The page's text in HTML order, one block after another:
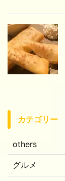
カテゴリー
others
グルメ